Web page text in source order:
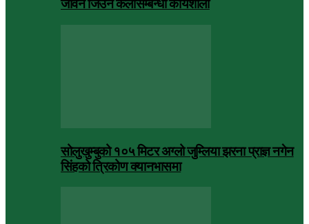
जीवन जिउने कलासम्बन्धी कार्यशाला
सोलुखुम्बुको १०५ मिटर अग्लो जुम्लिया झरना प्राज्ञ नगेन
सिंहको त्रिकोण क्यानभासमा